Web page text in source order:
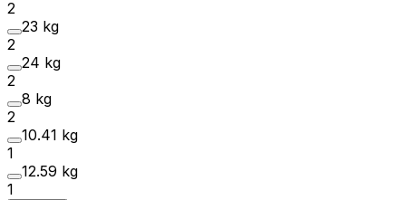
2
23 kg
2
24 kg
2
8 kg
2
10.41 kg
1
12.59 kg
1